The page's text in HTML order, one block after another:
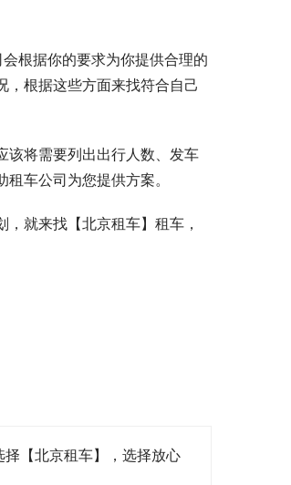
根据你的要求为你提供合理的
，根据这些方面来找符合自己
该将需要列出出行人数、发车
车公司为您提供方案。
就来找【北京租车】租车，
择【北京租车】，选择放心